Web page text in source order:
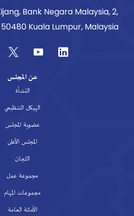
Bank Negara Malaysia, 2,
50480 Kuala Lumpur, Malaysia
عن المجلس
النشأة
الهيكل التنظيمي
عضوية المجلس
المجلس الأعلى
اللجان
مجموعة عمل
مجموعات المهام
الأمانة العامة